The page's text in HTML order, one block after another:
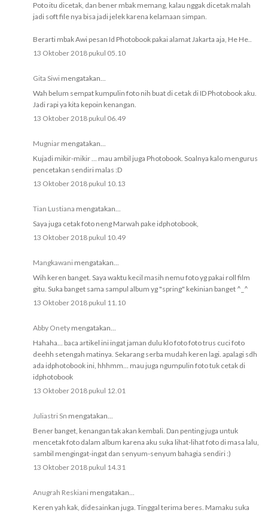
Poto itu dicetak, dan bener mbak memang, kalau nggak dicetak malah
jadi soft file nya bisa jadi jelek karena kelamaan simpan.
Berarti mbak Awi pesan Id Photobook pakai alamat Jakarta aja, He He..
13 Oktober 2018 pukul 05.10
Gita Siwi mengatakan...
Wah belum sempat kumpulin foto nih buat di cetak di ID Photobook aku.
Jadi rapi ya kita kepoin kenangan.
13 Oktober 2018 pukul 06.49
Mugniar mengatakan...
Kujadi mikir-mikir ... mau ambil juga Photobook. Soalnya kalo mengurus
pencetakan sendiri malas :D
13 Oktober 2018 pukul 10.13
Tian Lustiana mengatakan...
Saya juga cetak foto neng Marwah pake idphotobook,
13 Oktober 2018 pukul 10.49
Mangkawani mengatakan...
Wih keren banget. Saya waktu kecil masih nemu foto yg pakai roll film
gitu. Suka banget sama sampul album yg "spring" kekinian banget ^_^
13 Oktober 2018 pukul 11.10
Abby Onety mengatakan...
Hahaha... baca artikel ini ingat jaman dulu klo foto foto trus cuci foto
deehh setengah matinya. Sekarang serba mudah keren lagi. apalagi sdh
ada idphotobook ini, hhhmm... mau juga ngumpulin foto tuk cetak di
idphotobook
13 Oktober 2018 pukul 12.01
Juliastri Sn mengatakan...
Bener banget, kenangan tak akan kembali. Dan penting juga untuk
mencetak foto dalam album karena aku suka lihat-lihat foto di masa lalu,
sambil mengingat-ingat dan senyum-senyum bahagia sendiri :)
13 Oktober 2018 pukul 14.31
Anugrah Reskiani mengatakan...
Keren yah kak, didesainkan juga. Tinggal terima beres. Mamaku suka